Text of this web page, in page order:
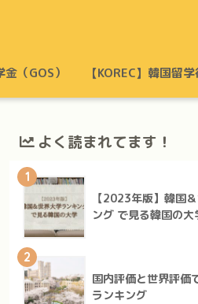
（GOS） 【KOREC】韓国留
よく読まれてます！
1
【2023年版】韓国
ング で見る韓国の大
2
国内評価と世界評価
ランキング